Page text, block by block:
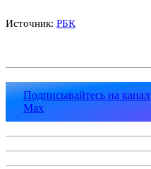
Источник: РБК
Подписывайтесь на
Max